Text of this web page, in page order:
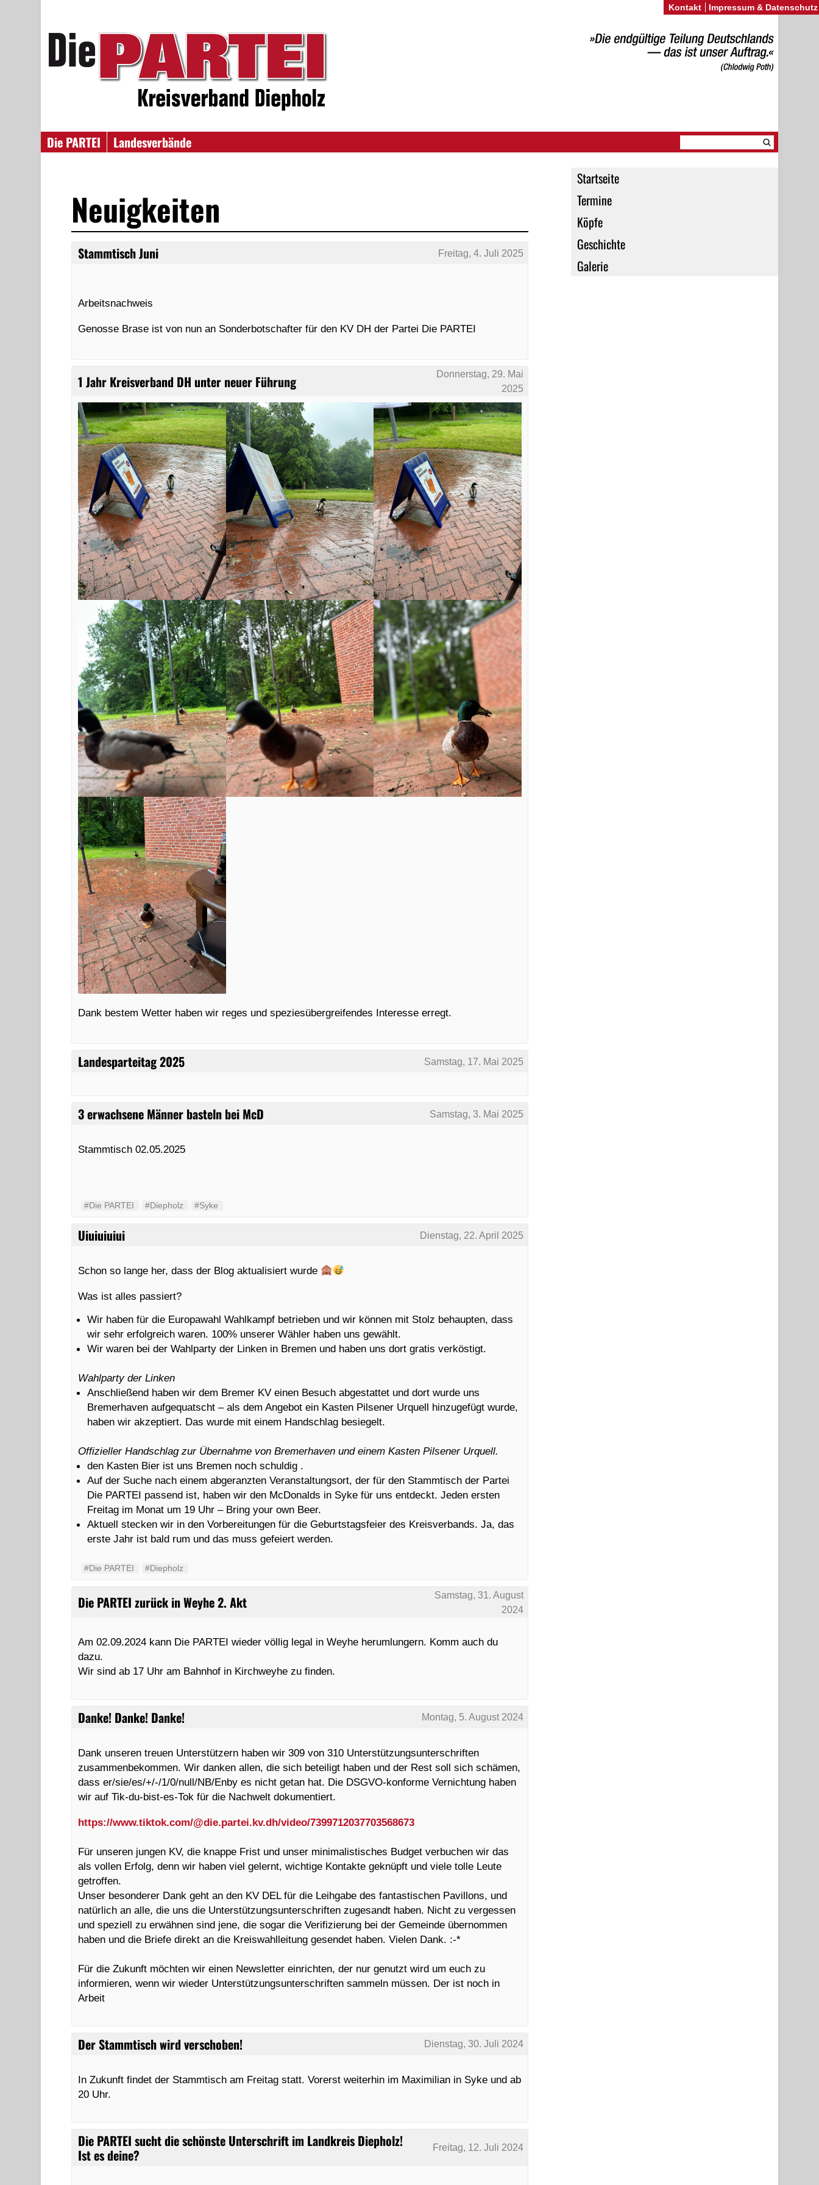
Die PARTEI
Landesverbände
Startseite
Termine
Köpfe
Geschichte
Galerie
Neuigkeiten
Stammtisch Juni Freitag, 4. Juli 2025
Arbeitsnachweis
Genosse Brase ist von nun an Sonderbotschafter für den KV DH der Partei Die PARTEI
1 Jahr Kreisverband DH unter neuer Führung
Donnerstag, 29. Mai
2025
Dank bestem Wetter haben wir reges und speziesübergreifendes Interesse erregt.
Landesparteitag 2025 Samstag, 17. Mai 2025
3 erwachsene Männer basteln bei McD Samstag, 3. Mai 2025
Stammtisch 02.05.2025
#Die PARTEI #Diepholz #Syke
Uiuiuiuiui Dienstag, 22. April 2025
Schon so lange her, dass der Blog aktualisiert wurde
Was ist alles passiert?
Wir haben für die Europawahl Wahlkampf betrieben und wir können mit Stolz behaupten, dass
wir sehr erfolgreich waren. 100% unserer Wähler haben uns gewählt.
Wir waren bei der Wahlparty der Linken in Bremen und haben uns dort gratis verköstigt.
Wahlparty der Linken
Anschließend haben wir dem Bremer KV einen Besuch abgestattet und dort wurde uns
Bremerhaven aufgequatscht – als dem Angebot ein Kasten Pilsener Urquell hinzugefügt wurde,
haben wir akzeptiert. Das wurde mit einem Handschlag besiegelt.
Offizieller Handschlag zur Übernahme von Bremerhaven und einem Kasten Pilsener Urquell.
den Kasten Bier ist uns Bremen noch schuldig .
Auf der Suche nach einem abgeranzten Veranstaltungsort, der für den Stammtisch der Partei
Die PARTEI passend ist, haben wir den McDonalds in Syke für uns entdeckt. Jeden ersten
Freitag im Monat um 19 Uhr – Bring your own Beer.
Aktuell stecken wir in den Vorbereitungen für die Geburtstagsfeier des Kreisverbands. Ja, das
erste Jahr ist bald rum und das muss gefeiert werden.
#Die PARTEI #Diepholz
Die PARTEI zurück in Weyhe 2. Akt
Samstag, 31. August
2024
Am 02.09.2024 kann Die PARTEI wieder völlig legal in Weyhe herumlungern. Komm auch du
dazu.
Wir sind ab 17 Uhr am Bahnhof in Kirchweyhe zu finden.
Danke! Danke! Danke! Montag, 5. August 2024
Dank unseren treuen Unterstützern haben wir 309 von 310 Unterstützungsunterschriften
zusammenbekommen. Wir danken allen, die sich beteiligt haben und der Rest soll sich schämen,
dass er/sie/es/+/-/1/0/null/NB/Enby es nicht getan hat. Die DSGVO-konforme Vernichtung haben
wir auf Tik-du-bist-es-Tok für die Nachwelt dokumentiert.
https://www.tiktok.com/@die.partei.kv.dh/video/7399712037703568673
Für unseren jungen KV, die knappe Frist und unser minimalistisches Budget verbuchen wir das
als vollen Erfolg, denn wir haben viel gelernt, wichtige Kontakte geknüpft und viele tolle Leute
getroffen.
Unser besonderer Dank geht an den KV DEL für die Leihgabe des fantastischen Pavillons, und
natürlich an alle, die uns die Unterstützungsunterschriften zugesandt haben. Nicht zu vergessen
und speziell zu erwähnen sind jene, die sogar die Verifizierung bei der Gemeinde übernommen
haben und die Briefe direkt an die Kreiswahlleitung gesendet haben. Vielen Dank. :-*
Für die Zukunft möchten wir einen Newsletter einrichten, der nur genutzt wird um euch zu
informieren, wenn wir wieder Unterstützungsunterschriften sammeln müssen. Der ist noch in
Arbeit
Der Stammtisch wird verschoben! Dienstag, 30. Juli 2024
In Zukunft findet der Stammtisch am Freitag statt. Vorerst weiterhin im Maximilian in Syke und ab
20 Uhr.
Die PARTEI sucht die schönste Unterschrift im Landkreis Diepholz!
Ist es deine?
Freitag, 12. Juli 2024
Kontakt Impressum & Datenschutz